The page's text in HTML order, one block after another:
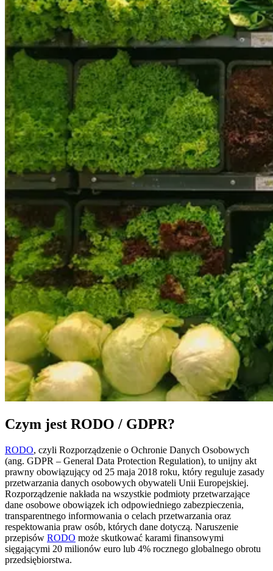
Czym jest RODO / GDPR?
RODO, czyli Rozporządzenie o Ochronie Danych Osobowych
(ang. GDPR – General Data Protection Regulation), to unijny akt
prawny obowiązujący od 25 maja 2018 roku, który reguluje zasady
przetwarzania danych osobowych obywateli Unii Europejskiej.
Rozporządzenie nakłada na wszystkie podmioty przetwarzające
dane osobowe obowiązek ich odpowiedniego zabezpieczenia,
transparentnego informowania o celach przetwarzania oraz
respektowania praw osób, których dane dotyczą. Naruszenie
przepisów RODO może skutkować karami finansowymi
sięgającymi 20 milionów euro lub 4% rocznego globalnego obrotu
przedsiębiorstwa.